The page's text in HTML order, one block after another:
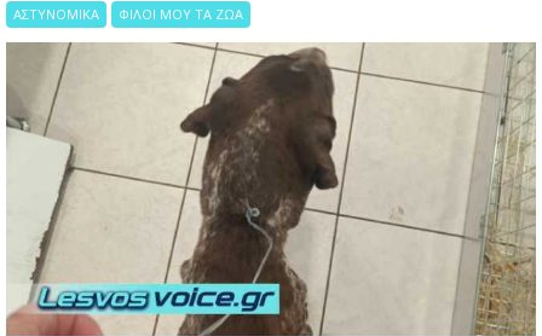
ΑΣΤΥΝΟΜΙΚΑ ΦΙΛΟΙ ΜΟΥ ΤΑ ΖΩΑ